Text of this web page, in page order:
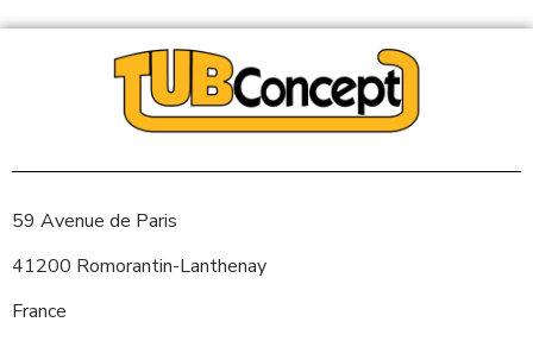
59 Avenue de Paris
41200 Romorantin-Lanthenay
France